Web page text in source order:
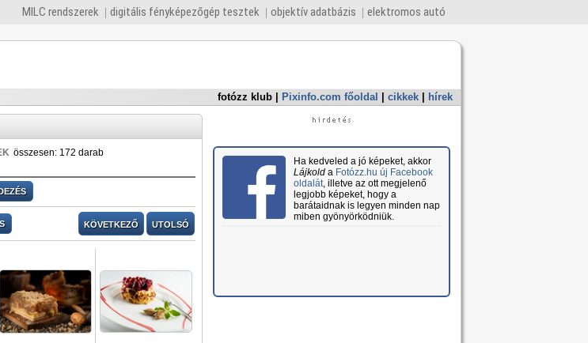
MILC rendszerek digitális fényképezőgép tesztek objektív adatbázis elektromos autó
fotózz klub Pixinfo.com főoldal cikkek hírek
összesen: 172 darab
KÖVETKEZŐ UTOLSÓ
Ha kedveled a jó képeket, akkor
Lájkolda Fotózz.hu új Facebook
oldalát, illetve az ott megjelenő
legjobb képeket, hogy a
barátaidnak is legyen minden nap
miben gyönyörködniük.